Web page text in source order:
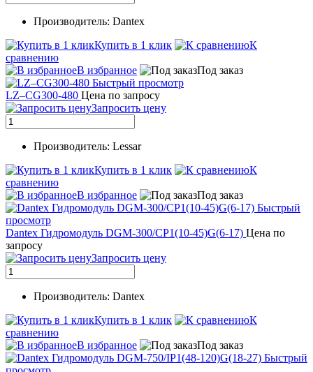
Производитель: Dantex
Купить в 1 клик
К
сравнению
В избранное
Под заказ
Быстрый просмотр
LZ–CG300-480 Цена по запросу
Запросить цену
Производитель: Lessar
Купить в 1 клик
К
сравнению
В избранное
Под заказ
Быстрый
просмотр
Dantex Гидромодуль DGM-300/CP1(10-45)G(6-17) Цена по
запросу
Запросить цену
Производитель: Dantex
Купить в 1 клик
К
сравнению
В избранное
Под заказ
Быстрый